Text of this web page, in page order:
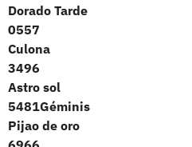
Dorado Tarde
0557
Culona
3496
Astro sol
5481Géminis
Pijao de oro